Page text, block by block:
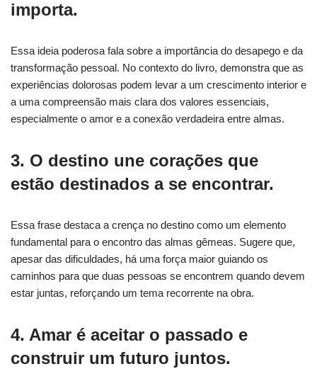
importa.
Essa ideia poderosa fala sobre a importância do desapego e da
transformação pessoal. No contexto do livro, demonstra que as
experiências dolorosas podem levar a um crescimento interior e
a uma compreensão mais clara dos valores essenciais,
especialmente o amor e a conexão verdadeira entre almas.
3. O destino une corações que
estão destinados a se encontrar.
Essa frase destaca a crença no destino como um elemento
fundamental para o encontro das almas gêmeas. Sugere que,
apesar das dificuldades, há uma força maior guiando os
caminhos para que duas pessoas se encontrem quando devem
estar juntas, reforçando um tema recorrente na obra.
4. Amar é aceitar o passado e
construir um futuro juntos.